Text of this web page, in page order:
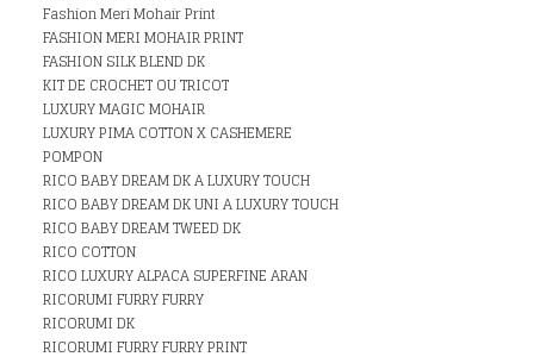
Fashion Meri Mohair Print
FASHION MERI MOHAIR PRINT
FASHION SILK BLEND DK
KIT DE CROCHET OU TRICOT
LUXURY MAGIC MOHAIR
LUXURY PIMA COTTON X CASHEMERE
POMPON
RICO BABY DREAM DK A LUXURY TOUCH
RICO BABY DREAM DK UNI A LUXURY TOUCH
RICO BABY DREAM TWEED DK
RICO COTTON
RICO LUXURY ALPACA SUPERFINE ARAN
RICORUMI FURRY FURRY
RICORUMI DK
RICORUMI FURRY FURRY PRINT